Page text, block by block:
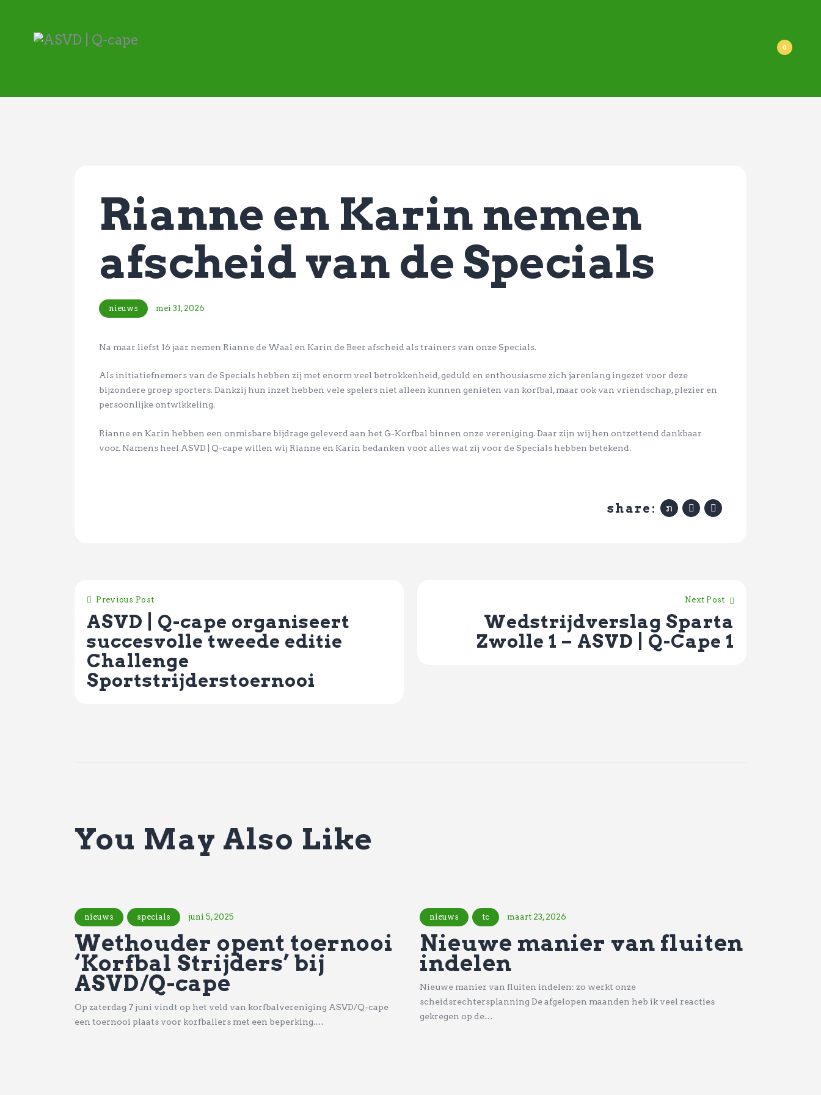
0
Specials (G-korfbal)
Webstore
Rianne en Karin nemen
afscheid van de Specials
nieuws mei 31, 2026
Na maar liefst 16 jaar nemen Rianne de Waal en Karin de Beer afscheid als trainers van onze Specials.
Als initiatiefnemers van de Specials hebben zij met enorm veel betrokkenheid, geduld en enthousiasme zich jarenlang ingezet voor deze
bijzondere groep sporters. Dankzij hun inzet hebben vele spelers niet alleen kunnen genieten van korfbal, maar ook van vriendschap, plezier en
persoonlijke ontwikkeling.
Rianne en Karin hebben een onmisbare bijdrage geleverd aan het G-Korfbal binnen onze vereniging. Daar zijn wij hen ontzettend dankbaar
voor. Namens heel ASVD | Q-cape willen wij Rianne en Karin bedanken voor alles wat zij voor de Specials hebben betekend.
share:
Previous Post
ASVD | Q-cape organiseert
succesvolle tweede editie
Challenge
Sportstrijderstoernooi
Next Post
Wedstrijdverslag Sparta
Zwolle 1 – ASVD | Q-Cape 1
You May Also Like
nieuws specials juni 5, 2025
Wethouder opent toernooi
‘Korfbal Strijders’ bij
ASVD/Q-cape
Op zaterdag 7 juni vindt op het veld van korfbalvereniging ASVD/Q-cape
een toernooi plaats voor korfballers met een beperking.…
nieuws tc maart 23, 2026
Nieuwe manier van fluiten
indelen
Nieuwe manier van fluiten indelen: zo werkt onze
scheidsrechtersplanning De afgelopen maanden heb ik veel reacties
gekregen op de…